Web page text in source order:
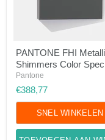
FHI
Metallic
Shimmers
Specifier
PANTONE FHI
Shimmers Color
Pantone
€388,77
SNEL WINKELEN